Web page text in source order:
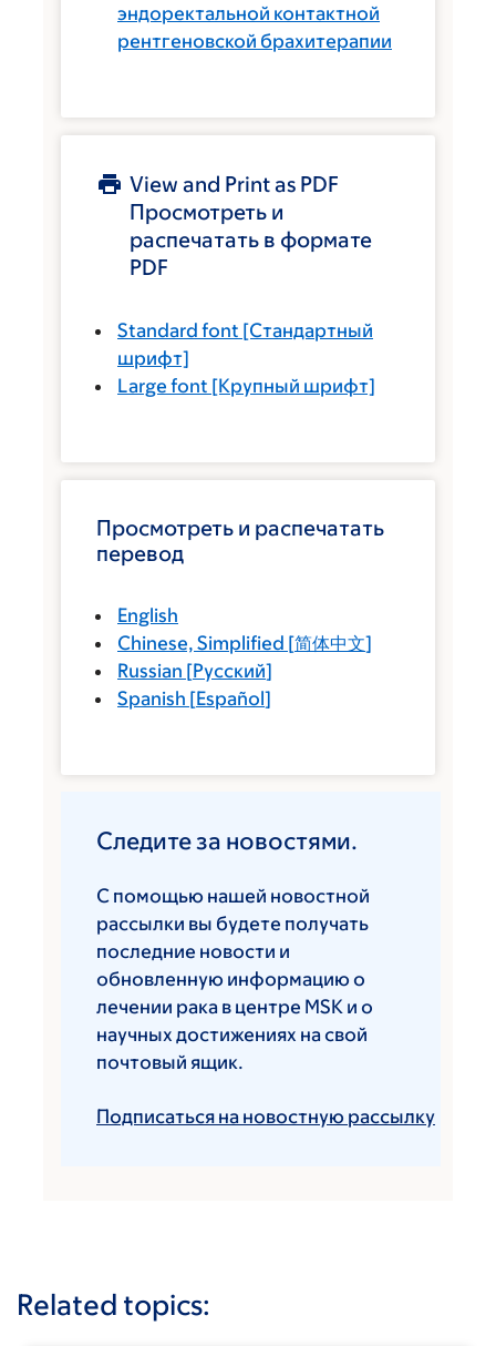
эндоректальной контактной
рентгеновской брахитерапии
View and Print as PDF
Просмотреть и
распечатать в формате
PDF
Standard font [Стандартный
шрифт]
Large font [Крупный шрифт]
Просмотреть и распечатать
перевод
English
Chinese, Simplified [简体中文]
Russian [Русский]
Spanish [Español]
Следите за новостями.
С помощью нашей новостной
рассылки вы будете получать
последние новости и
обновленную информацию о
лечении рака в центре MSK и о
научных достижениях на свой
почтовый ящик.
Подписаться на новостную рассылку
Related topics: